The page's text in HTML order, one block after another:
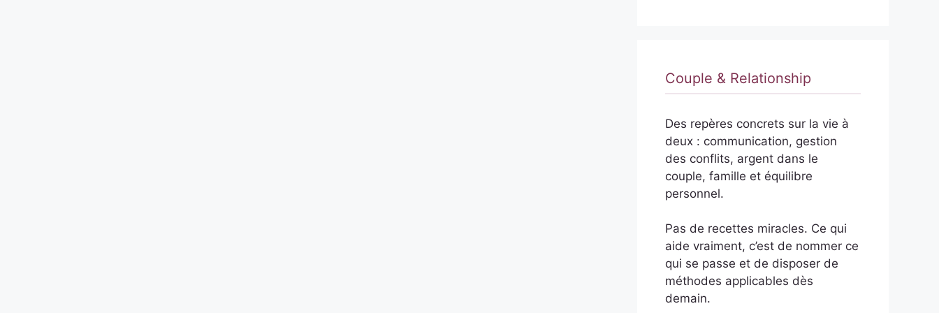
Couple & Relationship
Des repères concrets sur la vie à
deux : communication, gestion
des conflits, argent dans le
couple, famille et équilibre
personnel.
Pas de recettes miracles. Ce qui
aide vraiment, c’est de nommer ce
qui se passe et de disposer de
méthodes applicables dès
demain.